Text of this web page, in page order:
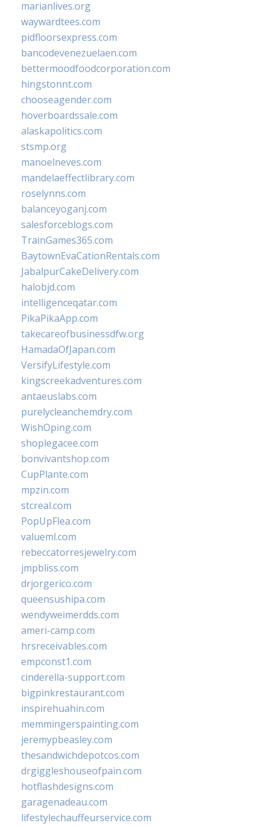
marianlives.org
waywardtees.com
pidfloorsexpress.com
bancodevenezuelaen.com
bettermoodfoodcorporation.com
hingstonnt.com
chooseagender.com
hoverboardssale.com
alaskapolitics.com
stsmp.org
manoelneves.com
mandelaeffectlibrary.com
roselynns.com
balanceyoganj.com
salesforceblogs.com
TrainGames365.com
BaytownEvaCationRentals.com
JabalpurCakeDelivery.com
halobjd.com
intelligenceqatar.com
PikaPikaApp.com
takecareofbusinessdfw.org
HamadaOfJapan.com
VersifyLifestyle.com
kingscreekadventures.com
antaeuslabs.com
purelycleanchemdry.com
WishOping.com
shoplegacee.com
bonvivantshop.com
CupPlante.com
mpzin.com
stcreal.com
PopUpFlea.com
valueml.com
rebeccatorresjewelry.com
jmpbliss.com
drjorgerico.com
queensushipa.com
wendyweimerdds.com
ameri-camp.com
hrsreceivables.com
empconst1.com
cinderella-support.com
bigpinkrestaurant.com
inspirehuahin.com
memmingerspainting.com
jeremypbeasley.com
thesandwichdepotcos.com
drgiggleshouseofpain.com
hotflashdesigns.com
garagenadeau.com
lifestylechauffeurservice.com